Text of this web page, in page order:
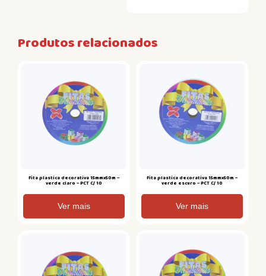
Produtos relacionados
Fita plastica decorativa 15mmx50m –
verde claro – PCT C/ 10
Ver mais
Fita plastica decorativa 15mmx50m –
verde escuro – PCT C/ 10
Ver mais